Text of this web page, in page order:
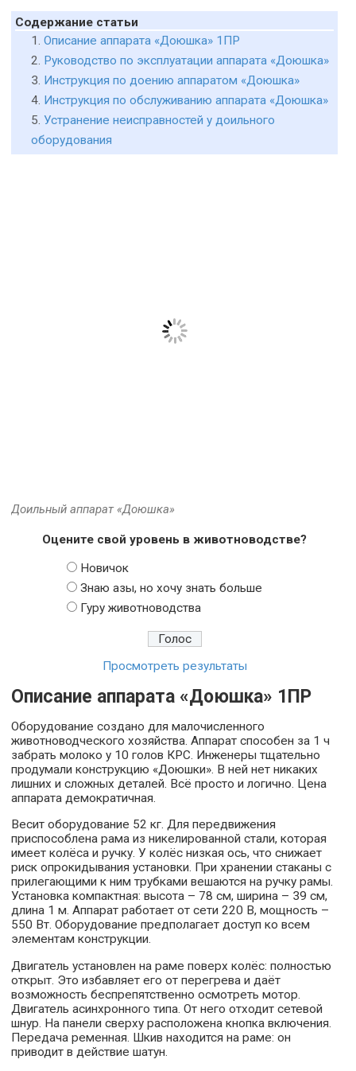
Содержание статьи
Описание аппарата «Доюшка» 1ПР
Руководство по эксплуатации аппарата «Доюшка»
Инструкция по доению аппаратом «Доюшка»
Инструкция по обслуживанию аппарата «Доюшка»
Устранение неисправностей у доильного
оборудования
Доильный аппарат «Доюшка»
Оцените свой уровень в животноводстве?
Новичок
Знаю азы, но хочу знать больше
Гуру животноводства
Просмотреть результаты
Описание аппарата «Доюшка» 1ПР
Оборудование создано для малочисленного
животноводческого хозяйства. Аппарат способен за 1 ч
забрать молоко у 10 голов КРС. Инженеры тщательно
продумали конструкцию «Доюшки». В ней нет никаких
лишних и сложных деталей. Всё просто и логично. Цена
аппарата демократичная.
Весит оборудование 52 кг. Для передвижения
приспособлена рама из никелированной стали, которая
имеет колёса и ручку. У колёс низкая ось, что снижает
риск опрокидывания установки. При хранении стаканы с
прилегающими к ним трубками вешаются на ручку рамы.
Установка компактная: высота – 78 см, ширина – 39 см,
длина 1 м. Аппарат работает от сети 220 В, мощность –
550 Вт. Оборудование предполагает доступ ко всем
элементам конструкции.
Двигатель установлен на раме поверх колёс: полностью
открыт. Это избавляет его от перегрева и даёт
возможность беспрепятственно осмотреть мотор.
Двигатель асинхронного типа. От него отходит сетевой
шнур. На панели сверху расположена кнопка включения.
Передача ременная. Шкив находится на раме: он
приводит в действие шатун.